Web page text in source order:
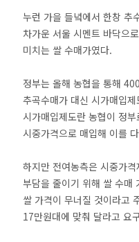
누런 가을 들녘에서 한창 추
차가운 서울 시멘트 바닥으
미치는 쌀 수매가였다.
정부는 올해 농협을 통해
추곡수매가 대신 시가매입
시가매입제도란 농협이 정
시중가격으로 매입해 이를
하지만 전여농측은 시중가
부담을 줄이기 위해 쌀 수매
쌀 가격이 무너질 것이라고
17만원대에 맞춰 달라고 요